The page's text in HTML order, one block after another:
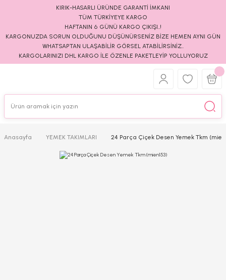
KIRIK-HASARLI ÜRÜNDE GARANTİ İMKANI
TÜM TÜRKİYEYE KARGO
HAFTANIN 6 GÜNÜ KARGO ÇIKIŞI..!
KARGONUZDA SORUN OLDUĞUNU DÜŞÜNÜRSENİZ BİZE HEMEN AYNI GÜN
WHATSAPTAN ULAŞABİLİR GÖRSEL ATABİLİRSİNİZ..
KARGOLARINIZI DHL KARGO İLE ÖZENLE PAKETLEYİP YOLLUYORUZ
Anasayfa YEMEK TAKIMLARI 24 Parça Çiçek Desen Yemek Tkm